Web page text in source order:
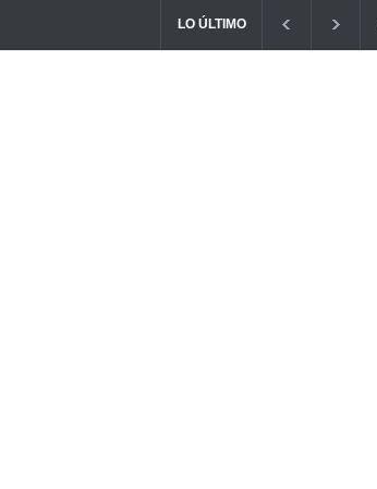
LO ÚLTIMO